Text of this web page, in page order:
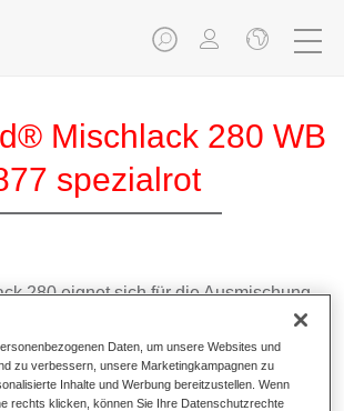
Mischlack 280 WB
spezialrot
280 eignet sich für die Ausmischung
Basislack 285, einem hochwertigen
Basislacksystem. Es basiert auf einer
für Uni- und
Daten, um unsere Websites und
zu verbessern, unsere Marketingkampagnen zu
Inhalte und Werbung bereitzustellen. Wenn
rechts klicken, können Sie Ihre Datenschutzrechte